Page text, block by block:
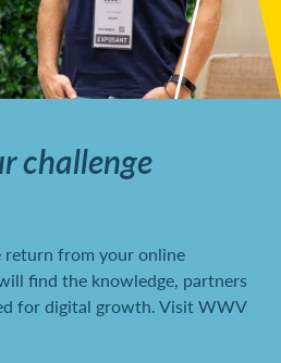
challenge
from your online
find the knowledge, partners
for digital growth. Visit WWV